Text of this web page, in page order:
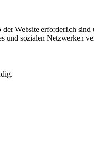
Website erforderlich
und sozialen Netzwerken